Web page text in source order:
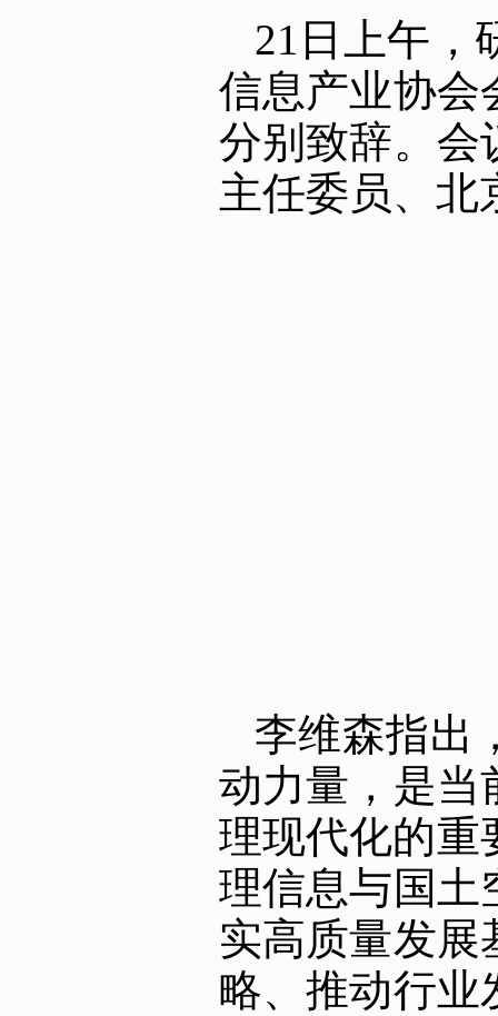
21日上午，
信息产业协会
分别致辞。会
主任委员、北
李维森指出
动力量，是当
理现代化的重
理信息与国土
实高质量发展
略、推动行业